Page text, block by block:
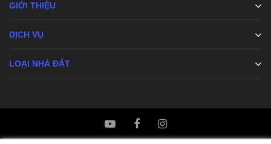
GIỚI THIỆU
DỊCH VỤ
LOẠI NHÀ ĐẤT